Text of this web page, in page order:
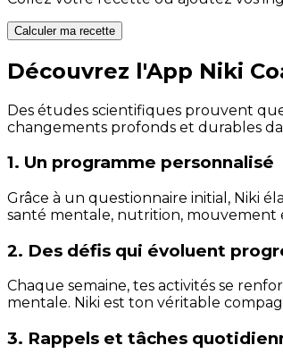
Calculer ma recette
Découvrez l'App Niki
Des études scientifiques prouvent
changements profonds et durables
1. Un programme personnalisé
Grâce à un questionnaire initial, Niki
santé mentale, nutrition, mouvement
2. Des défis qui évoluent
Chaque semaine, tes activités se
mentale. Niki est ton véritable
3. Rappels et tâches